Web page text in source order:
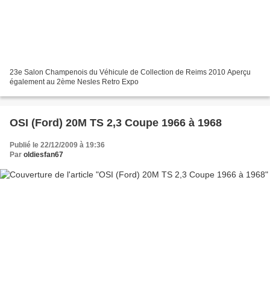
23e Salon Champenois du Véhicule de Collection de Reims 2010 Aperçu
également au 2ème Nesles Retro Expo
OSI (Ford) 20M TS 2,3 Coupe 1966 à 1968
Publié le 22/12/2009 à 19:36
Par oldiesfan67